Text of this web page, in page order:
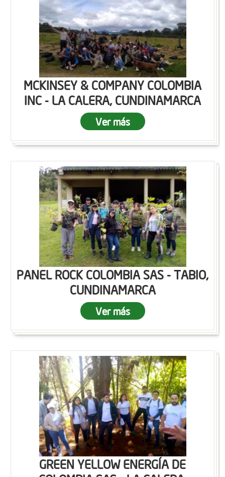
MCKINSEY & COMPANY COLOMBIA
INC - LA CALERA, CUNDINAMARCA
Ver más
PANEL ROCK COLOMBIA SAS - TABIO,
CUNDINAMARCA
Ver más
GREEN YELLOW ENERGÍA DE